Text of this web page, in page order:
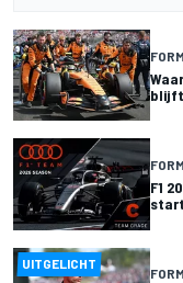
F1
UITGELICHT